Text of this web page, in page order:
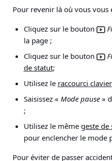
Pour revenir là où vous vous
Cliquez sur le bouton
la page ;
Cliquez sur le bouton
de statut;
Utilisez le raccourci clavier
Saisissez « Mode pause»
;
Utilisez le même geste de
pour enclencher le mode
Pour éviter de passer